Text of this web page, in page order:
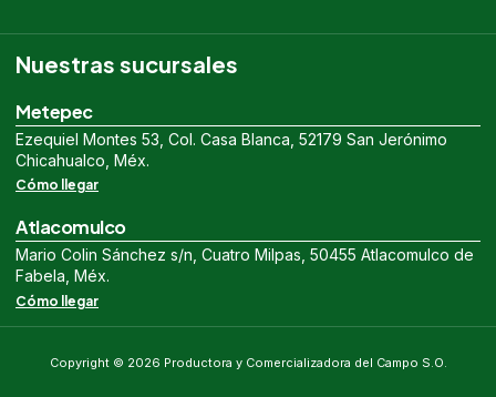
Nuestras sucursales
Metepec
Ezequiel Montes 53, Col. Casa Blanca, 52179 San Jerónimo
Chicahualco, Méx.
Cómo llegar
Atlacomulco
Mario Colin Sánchez s/n, Cuatro Milpas, 50455 Atlacomulco de
Fabela, Méx.
Cómo llegar
Copyright © 2026 Productora y Comercializadora del Campo S.O.